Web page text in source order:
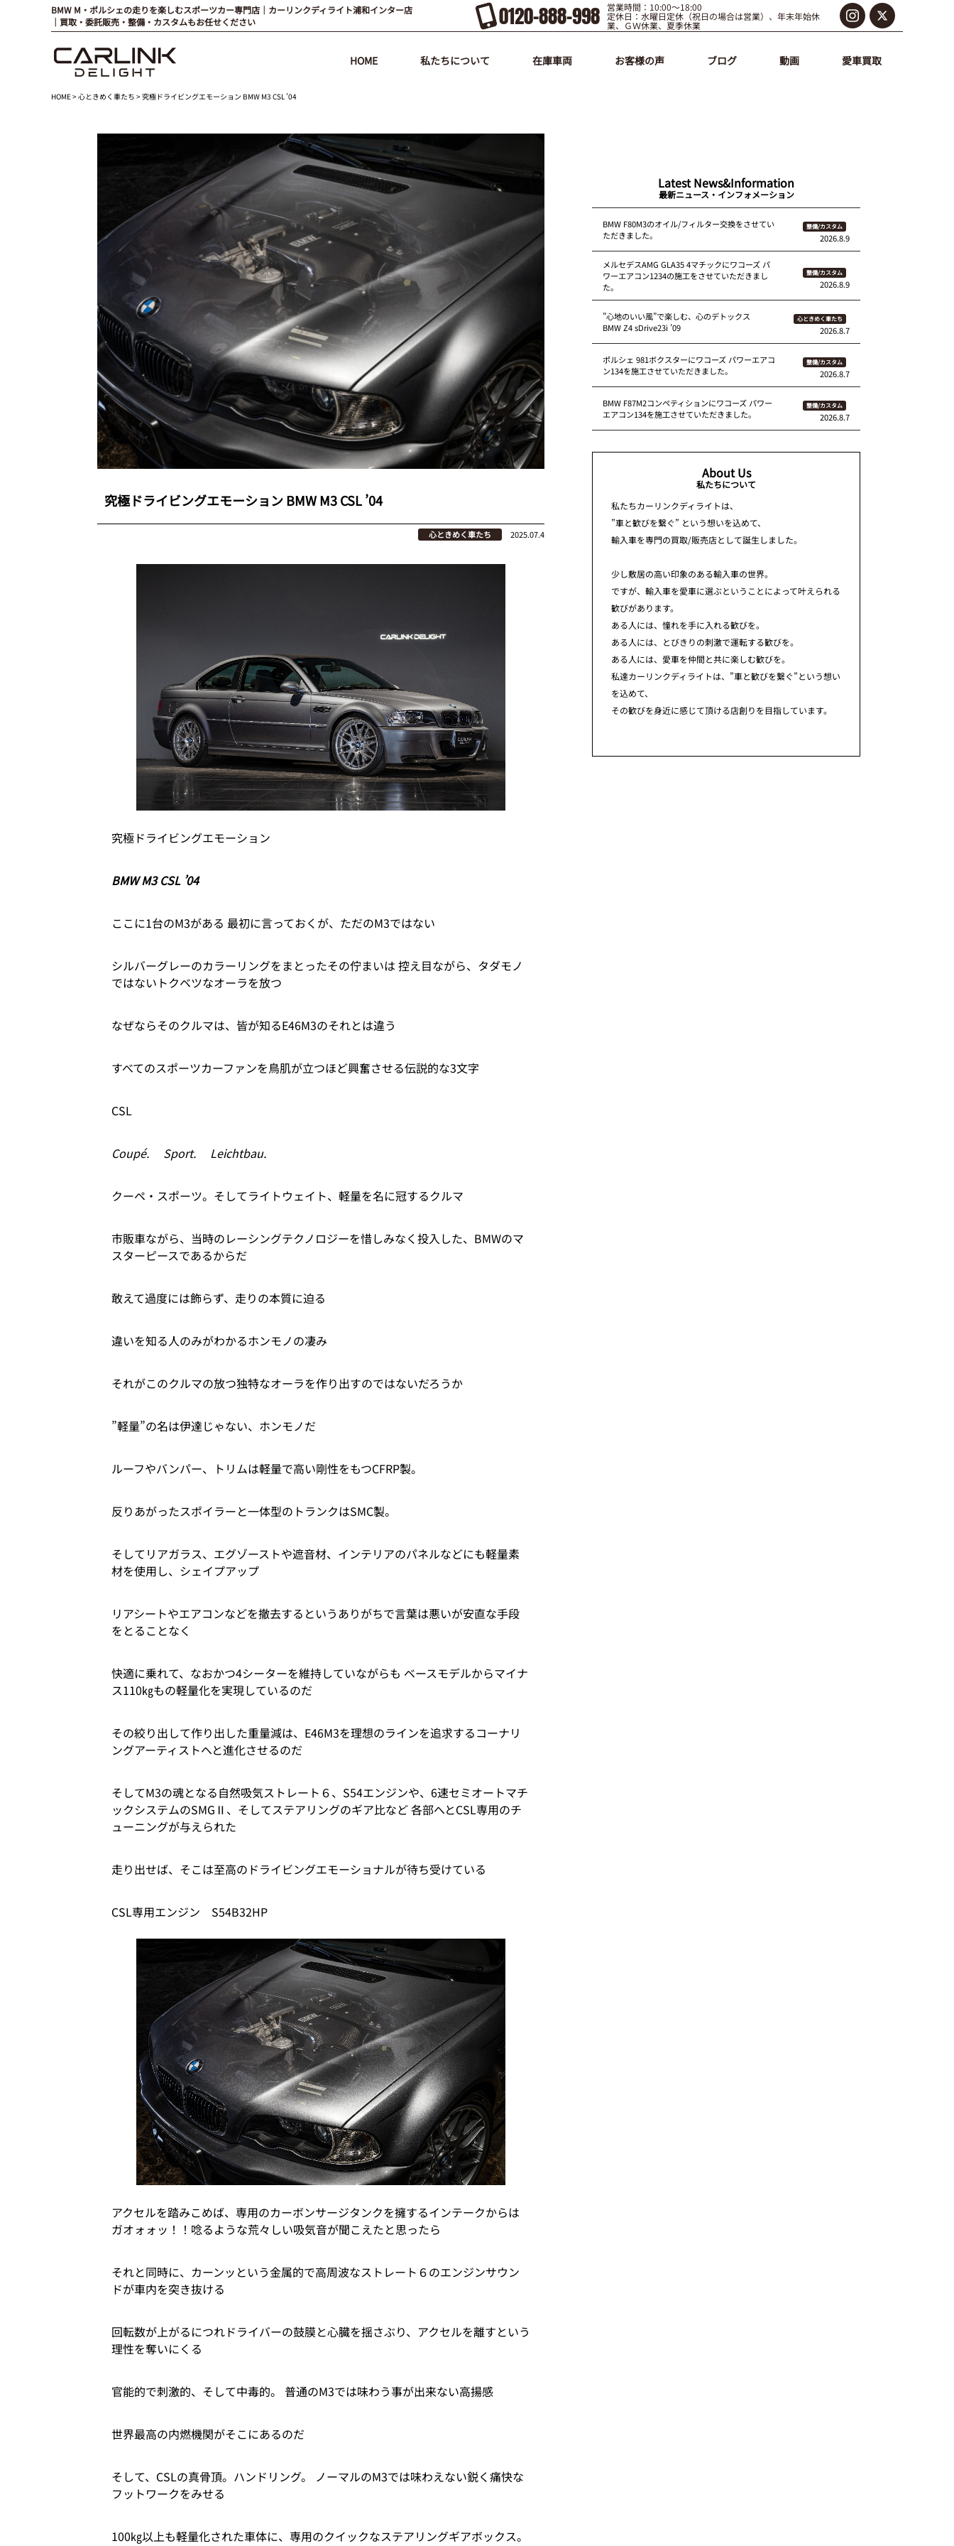
BMW M・ポルシェの走りを楽しむスポーツカー専門店｜カーリンクディライト浦和インター店
｜買取・委託販売・整備・カスタムもお任せください
0120-888-998 営業時間：10:00～18:00
定休日：水曜日定休（祝日の場合は営業）、年末年始休
業、ＧＷ休業、夏季休業
HOME 私たちについて 在庫車両 お客様の声 ブログ 動画 愛車買取
HOME>心ときめく車たち > 究極ドライビングエモーション BMW M3 CSL ’04
究極ドライビングエモーション BMW M3 CSL ’04
心ときめく車たち 2025.07.4
究極ドライビングエモーション
BMW M3 CSL ’04
ここに1台のM3がある 最初に言っておくが、ただのM3ではない
シルバーグレーのカラーリングをまとったその佇まいは 控え目ながら、タダモノ
ではないトクベツなオーラを放つ
なぜならそのクルマは、皆が知るE46M3のそれとは違う
すべてのスポーツカーファンを鳥肌が立つほど興奮させる伝説的な3文字
CSL
Coupé. Sport. Leichtbau.
クーペ・スポーツ。そしてライトウェイト、軽量を名に冠するクルマ
市販車ながら、当時のレーシングテクノロジーを惜しみなく投入した、BMWのマ
スターピースであるからだ
敢えて過度には飾らず、走りの本質に迫る
違いを知る人のみがわかるホンモノの凄み
それがこのクルマの放つ独特なオーラを作り出すのではないだろうか
”軽量”の名は伊達じゃない、ホンモノだ
ルーフやバンパー、トリムは軽量で高い剛性をもつCFRP製。
反りあがったスポイラーと一体型のトランクはSMC製。
そしてリアガラス、エグゾーストや遮音材、インテリアのパネルなどにも軽量素
材を使用し、シェイプアップ
リアシートやエアコンなどを撤去するというありがちで言葉は悪いが安直な手段
をとることなく
快適に乗れて、なおかつ4シーターを維持していながらも ベースモデルからマイナ
ス110㎏もの軽量化を実現しているのだ
その絞り出して作り出した重量減は、E46M3を理想のラインを追求するコーナリ
ングアーティストへと進化させるのだ
そしてM3の魂となる自然吸気ストレート６、S54エンジンや、6速セミオートマチ
ックシステムのSMGⅡ、そしてステアリングのギア比など 各部へとCSL専用のチ
ューニングが与えられた
走り出せば、そこは至高のドライビングエモーショナルが待ち受けている
CSL専用エンジン S54B32HP
アクセルを踏みこめば、専用のカーボンサージタンクを擁するインテークからは
ガオォォッ！！唸るような荒々しい吸気音が聞こえたと思ったら
それと同時に、カーンッという金属的で高周波なストレート６のエンジンサウン
ドが車内を突き抜ける
回転数が上がるにつれドライバーの鼓膜と心臓を揺さぶり、アクセルを離すという
理性を奪いにくる
官能的で刺激的、そして中毒的。 普通のM3では味わう事が出来ない高揚感
世界最高の内燃機関がそこにあるのだ
そして、CSLの真骨頂。ハンドリング。 ノーマルのM3では味わえない鋭く痛快な
フットワークをみせる
100㎏以上も軽量化された車体に、専用のクイックなステアリングギアボックス。
Latest News&Information
最新ニュース・インフォメーション
BMW F80M3のオイル/フィルター交換をさせてい
ただきました。
整備/カスタム
2026.8.9
メルセデスAMG GLA35 4マチックにワコーズ パ
ワーエアコン1234の施工をさせていただきまし
た。
整備/カスタム
2026.8.9
”心地のいい風”で楽しむ、心のデトックス
BMW Z4 sDrive23i ’09
心ときめく車たち
2026.8.7
ポルシェ 981ボクスターにワコーズ パワーエアコ
ン134を施工させていただきました。
整備/カスタム
2026.8.7
BMW F87M2コンペティションにワコーズ パワー
エアコン134を施工させていただきました。
整備/カスタム
2026.8.7
About Us
私たちについて
私たちカーリンクディライトは、
”車と歓びを繋ぐ” という想いを込めて、
輸入車を専門の買取/販売店として誕生しました。
少し敷居の高い印象のある輸入車の世界。
ですが、輸入車を愛車に選ぶということによって叶えられる
歓びがあります。
ある人には、憧れを手に入れる歓びを。
ある人には、とびきりの刺激で運転する歓びを。
ある人には、愛車を仲間と共に楽しむ歓びを。
私達カーリンクディライトは、”車と歓びを繋ぐ”という想い
を込めて、
その歓びを身近に感じて頂ける店創りを目指しています。